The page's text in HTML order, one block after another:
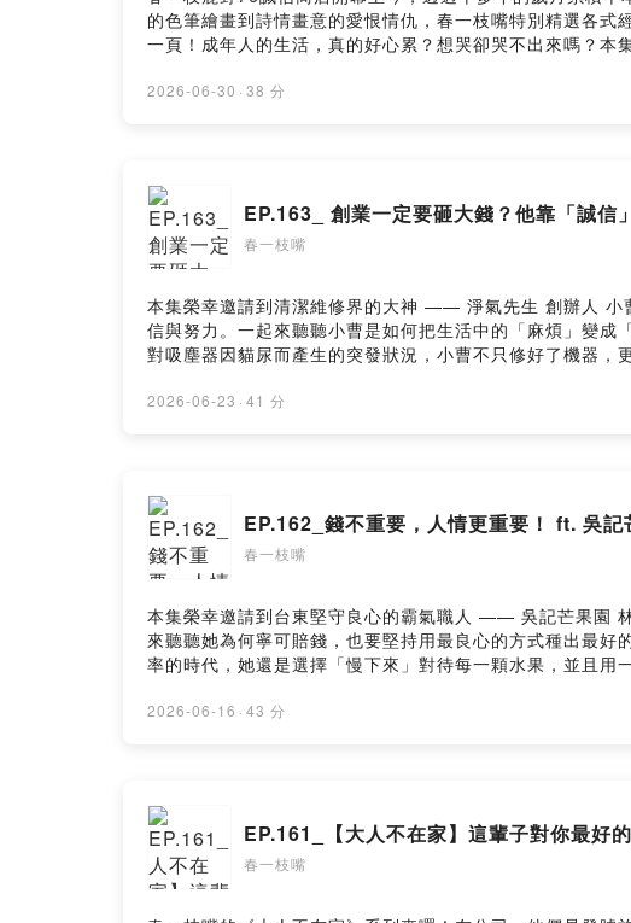
的色筆繪畫到詩情畫意的愛恨情仇，春一枝嘴特別精選各
一頁！成年人的生活，真的好心累？想哭卻哭不出來嗎？
采故事，盡在「春一枝嘴」！ - 套票連結：https://
2026-06-30 · 38 分
EP.163_ 創業一定要砸大錢？他靠「誠
春一枝嘴
本集榮幸邀請到清潔維修界的大神 —— 淨氣先生 創辦人 小
信與努力。一起來聽聽小曹是如何把生活中的「麻煩」變
對吸塵器因貓尿而產生的突發狀況，小曹不只修好了機器
Wonder 奇想世界 展覽時間：6/19（五）- 9/28（一）10
2026-06-23 · 41 分
EP.162_錢不重要，人情更重要！ ft. 吳記
春一枝嘴
本集榮幸邀請到台東堅守良心的霸氣職人 —— 吳記芒果園
來聽聽她為何寧可賠錢，也要堅持用最良心的方式種出最
率的時代，她還是選擇「慢下來」對待每一顆水果，並且
春老闆選物FB社團 ｜春一枝官方 Facebook ｜春一枝官
2026-06-16 · 43 分
EP.161_【大人不在家】這輩子對你最好
春一枝嘴